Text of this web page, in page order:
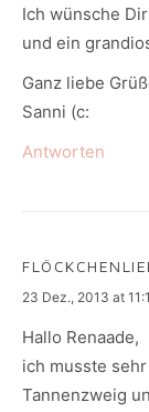
Ich wünsche
und ein
Ganz liebe
Sanni (c:
Antworten
says:
23 Dez., 2013 at
Hallo Renaade,
ich musste
Tannenzweig